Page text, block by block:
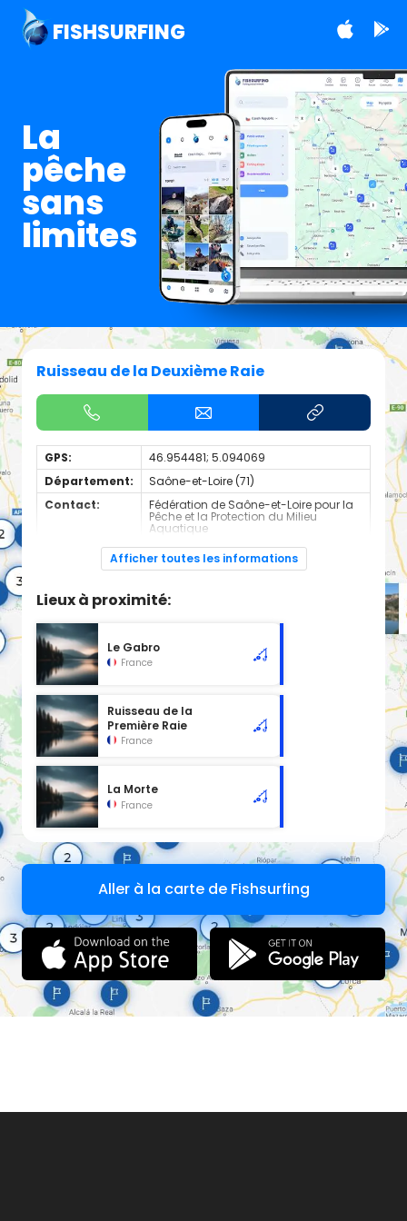
FISHSURFING
La
pêche
sans
limites
Ruisseau de la Deuxième Raie
GPS:
46.954481; 5.094069
Département:
Saône-et-Loire (71)
Contact:
Fédération de Saône-et-Loire pour la
Pêche et la Protection du Milieu
Aquatique
Espèces de
poissons:
Carnassier, carpe, poisson blanc
Cours d'eau d'une longueur de 3.67 km classé en 2ème
catégorie piscicole à cet emplacement.
Afficher toutes les informations
Lieux à proximité:
Le Gabro
France
Ruisseau de la
Première Raie
France
La Morte
France
Aller à la carte de Fishsurfing